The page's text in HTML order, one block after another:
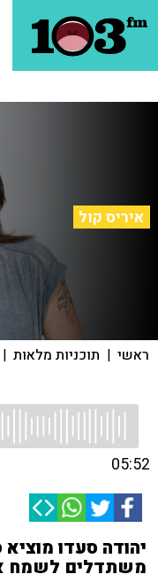
איריס קול
ראשי | תוכניות מלאות |
05:52
יהודה סעדו
משתדלים לשמח